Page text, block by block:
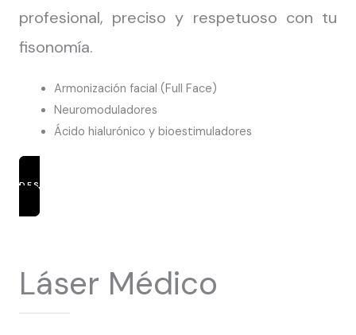
profesional, preciso y respetuoso con tu
fisonomía.
Armonización facial (Full Face)
Neuromoduladores
Ácido hialurónico y bioestimuladores
DESCUBRIR TRATAMIENTOS
Láser Médico